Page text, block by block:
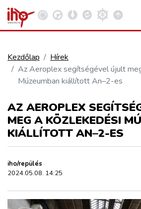
VASÚT
KÖZÚT
REPÜLÉS
KÖZLEKEDÉSFEJLESZTÉS
Kezdőlap
Hírek
Az Aeroplex segítségével újult
Múzeumban kiállított An–2-es
AZ AEROPLEX
MEG A KÖZLEKEDÉSI
KIÁLLÍTOTT AN–2-ES
iho/repülés
2024.05.08. 14:25